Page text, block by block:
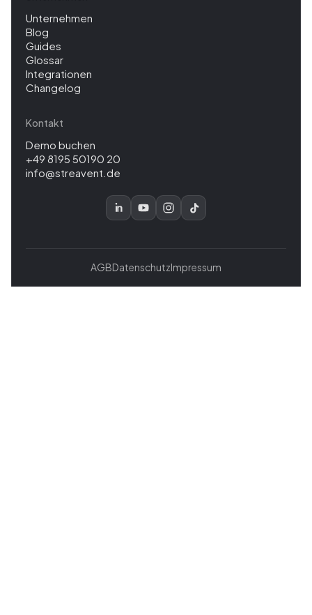
Unternehmen
Blog
Guides
Glossar
Integrationen
Changelog
Kontakt
Demo buchen
+49 8195 50190 20
info@streavent.de
AGBDatenschutzImpressum